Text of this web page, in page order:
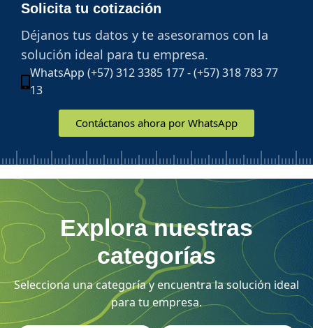
Solicita tu cotización
Déjanos tus datos y te asesoramos con la
solución ideal para tu empresa.
WhatsApp (+57) 312 3385 177 - (+57) 318 783 77
13
Contáctanos ahora por WhatsApp
Explora nuestras
categorías
Selecciona una categoría y encuentra la solución ideal
para tu empresa.